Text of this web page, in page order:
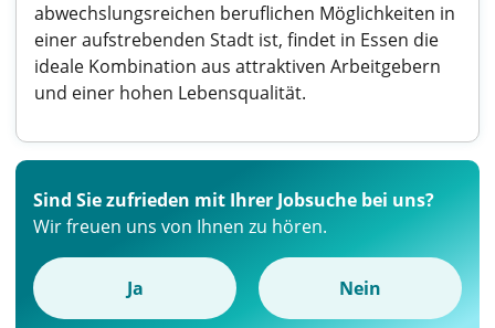
abwechslungsreichen beruflichen Möglichkeiten in
einer aufstrebenden Stadt ist, findet in Essen die
ideale Kombination aus attraktiven Arbeitgebern
und einer hohen Lebensqualität.
Sind Sie zufrieden mit Ihrer Jobsuche bei uns?
Wir freuen uns von Ihnen zu hören.
Ja Nein